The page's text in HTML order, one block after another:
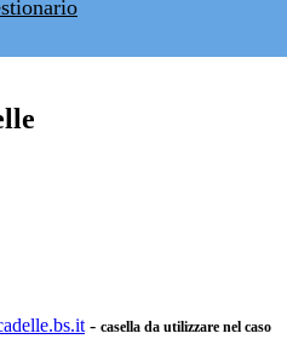
- casella da utilizzare nel caso